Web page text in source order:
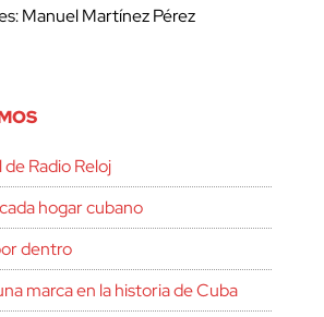
Manuel Martínez Pérez
Radio Reloj
hogar cubano
dentro
marca en la historia de Cuba